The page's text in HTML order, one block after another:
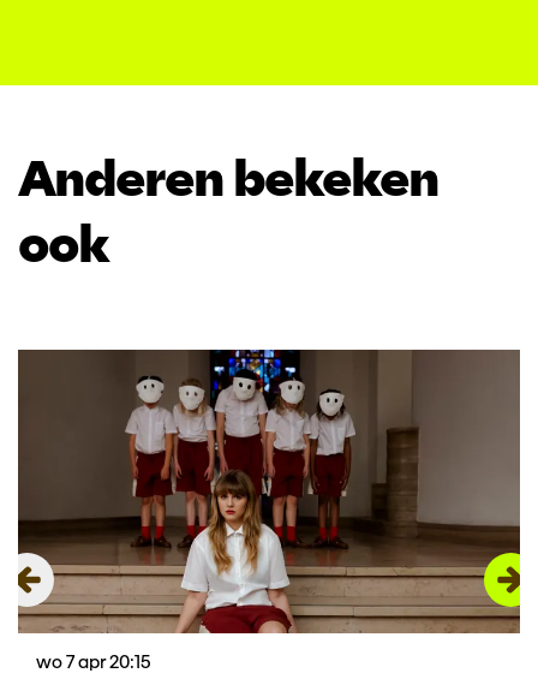
Anderen bekeken
ook
wo 7 apr20:15